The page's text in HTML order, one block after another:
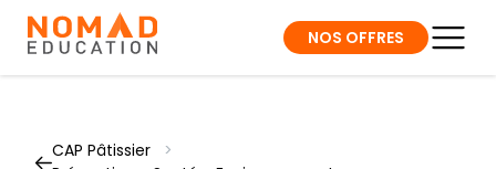
NOS OFFRES
CAP Pâtissier
>